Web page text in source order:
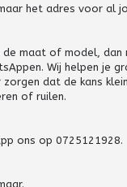
het adres voor al
maat of model, dan
Wij helpen je
zorgen dat de kans
of ruilen.
ons op 0725121928.